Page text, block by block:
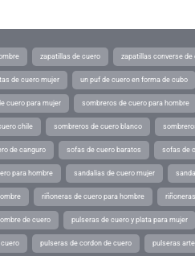
zapatillas de cuero zapatillas converse de
de cuero mujer un puf de cuero en forma de cubo
cuero para mujer sombreros de cuero para hombre
chile sombreros de cuero blanco
de canguro sofas de cuero baratos sofas de
para hombre sandalias de cuero mujer
riñoneras de cuero para hombre
de cuero pulseras de cuero y plata para mujer
pulseras de cordon de cuero pulseras